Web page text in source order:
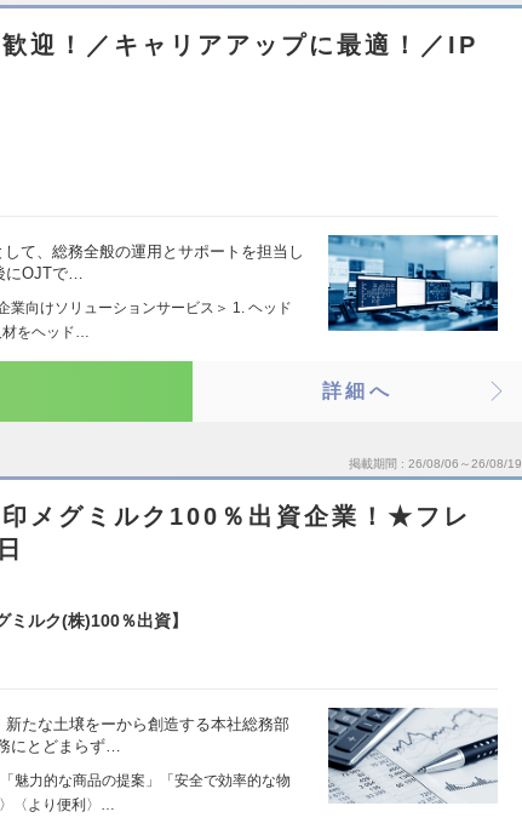
歓迎！／キャリアアップに最適！／IP
て、総務全般の運用とサポートを担当し
にOJTで…
業向けソリューションサービス＞ 1. ヘッド
材をヘッド…
詳細へ
掲載期間 26/08/06～26/08/19
メグミルク100％出資企業！★フレ
ルク(株)100％出資】
たな土壌をーから創造する本社総務部
にとどまらず…
魅力的な商品の提案」「安全で効率的な物
〈より便利〉…